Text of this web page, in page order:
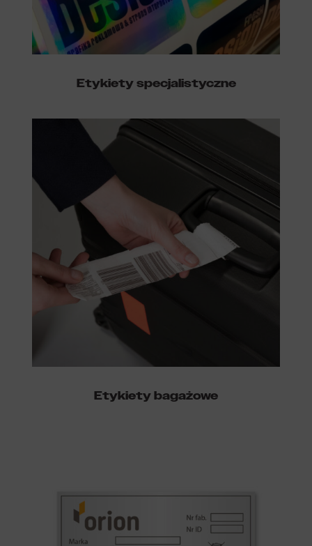
Etykiety specjalistyczne
Etykiety bagażowe